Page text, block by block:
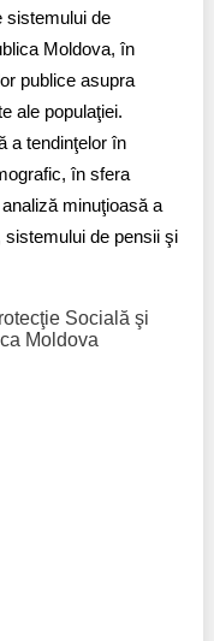
sistemului de
Moldova, în
publice asupra
ale populaţiei.
a tendinţelor în
în sfera
minuţioasă a
de pensii şi
Socială şi
Moldova